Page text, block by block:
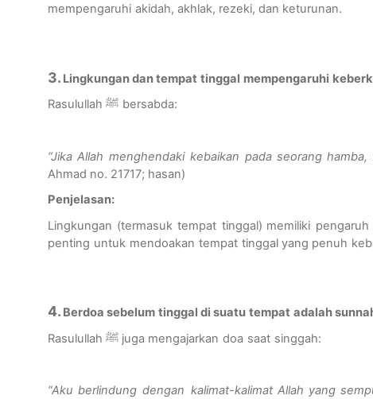
mempengaruhi akidah, akhlak, rezeki, dan keturunan.
3. Lingkungandantempat tinggal mempengaruhi
Rasulullah ﷺ bersabda:
“Jika Allah menghendaki kebaikan padaseorang
Ahmad no. 21717; hasan)
Penjelasan:
Lingkungan (termasuk tempat tinggal) memiliki pengaruh
penting untuk mendoakan tempat tinggal yang penuh
4. Berdoa sebelum tinggal di suatu tempat adalah
Rasulullah ﷺ juga mengajarkan doa saat singgah:
“Akuberlindung dengan kalimat-kalimatAllah yang